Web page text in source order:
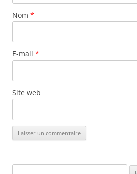
Nom *
E-mail *
Site web